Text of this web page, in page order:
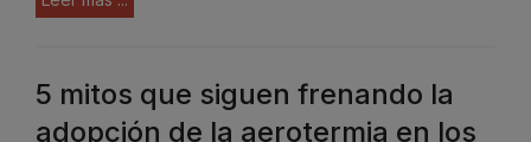
5 mitos que siguen frenando la
adopción de la aerotermia en los